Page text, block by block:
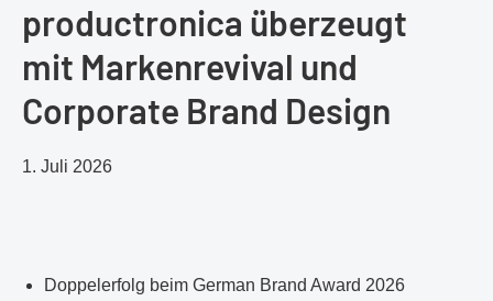
productronica überzeugt
mit Markenrevival und
Corporate Brand Design​
1. Juli 2026
​​Doppelerfolg beim German Brand Award 2026